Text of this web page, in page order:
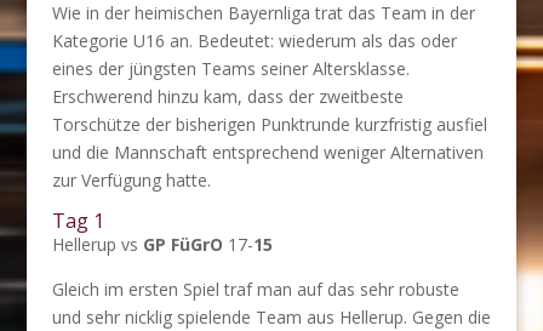
Wie in der heimischen Bayernliga trat das Team in der
Kategorie U16 an. Bedeutet: wiederum als das oder
eines der jüngsten Teams seiner Altersklasse.
Erschwerend hinzu kam, dass der zweitbeste
Torschütze der bisherigen Punktrunde kurzfristig ausfiel
und die Mannschaft entsprechend weniger Alternativen
zur Verfügung hatte.
Tag 1
Hellerup vs GP FüGrO 17-15
Gleich im ersten Spiel traf man auf das sehr robuste
und sehr nicklig spielende Team aus Hellerup. Gegen die